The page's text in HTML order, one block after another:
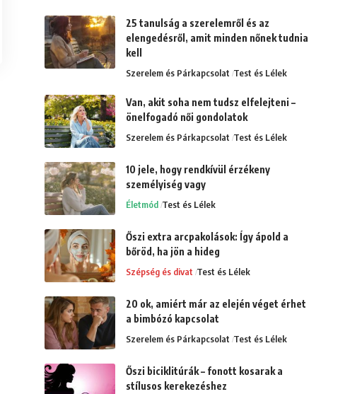
25 tanulság a szerelemről és az
elengedésről, amit minden nőnek tudnia
kell
Szerelem és Párkapcsolat Test és Lélek
Van, akit soha nem tudsz elfelejteni –
önelfogadó női gondolatok
Szerelem és Párkapcsolat Test és Lélek
10 jele, hogy rendkívül érzékeny
személyiség vagy
Életmód Test és Lélek
Őszi extra arcpakolások: Így ápold a
bőröd, ha jön a hideg
Szépség és divat Test és Lélek
20 ok, amiért már az elején véget érhet
a bimbózó kapcsolat
Szerelem és Párkapcsolat Test és Lélek
Őszi biciklitúrák – fonott kosarak a
stílusos kerekezéshez